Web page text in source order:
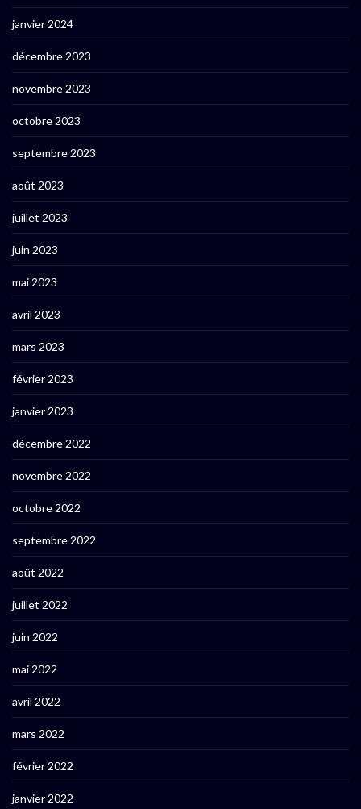
janvier 2024
décembre 2023
novembre 2023
octobre 2023
septembre 2023
août 2023
juillet 2023
juin 2023
mai 2023
avril 2023
mars 2023
février 2023
janvier 2023
décembre 2022
novembre 2022
octobre 2022
septembre 2022
août 2022
juillet 2022
juin 2022
mai 2022
avril 2022
mars 2022
février 2022
janvier 2022